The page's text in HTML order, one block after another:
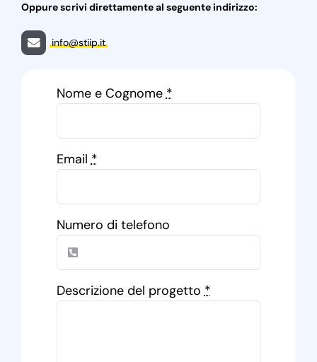
Oppure scrivi direttamente al seguente indirizzo:
info@stiip.it
Nome e Cognome*
Email*
Numero di telefono
Descrizione del progetto*